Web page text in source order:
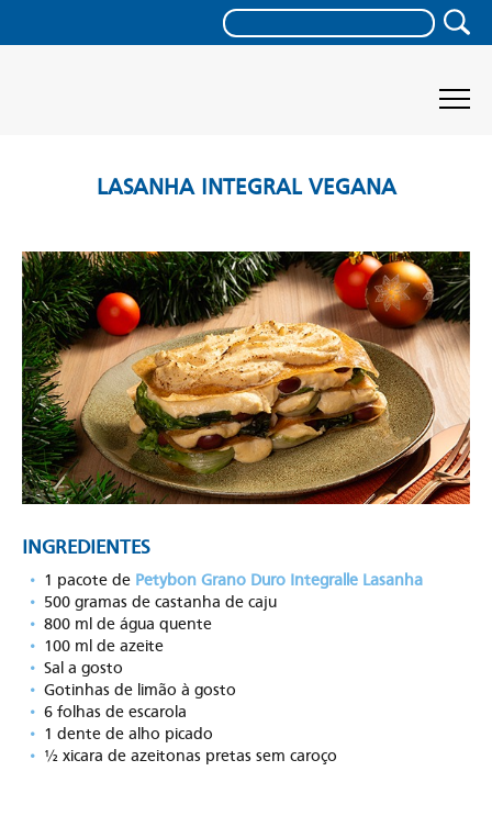
LASANHA INTEGRAL VEGANA
INGREDIENTES
1 pacote de Petybon Grano Duro Integralle Lasanha
500 gramas de castanha de caju
800 ml de água quente
100 ml de azeite
Sal a gosto
Gotinhas de limão à gosto
6 folhas de escarola
1 dente de alho picado
½ xicara de azeitonas pretas sem caroço